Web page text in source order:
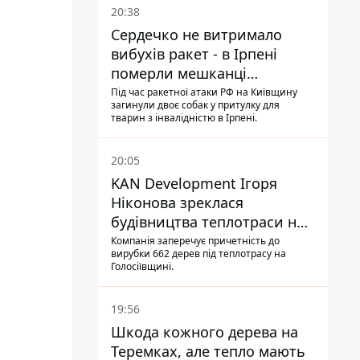
20:38
Сердечко не витримало
вибухів ракет - в Ірпені
померли мешканці
притулку для собак з
інвалідністю
Під час ракетної атаки РФ на Київщину
загинули двоє собак у притулку для
тварин з інвалідністю в Ірпені.
20:05
KAN Development Ігоря
Ніконова зреклася
будівництва теплотраси на
Теремках
Компанія заперечує причетність до
вирубки 662 дерев під теплотрасу на
Голосіївщині.
19:56
Шкода кожного дерева на
Теремках, але тепло мають